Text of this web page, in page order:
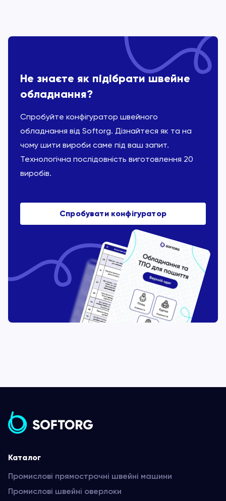
Не знаєте як підібрати швейне
обладнання?
Спробуйте конфігуратор швейного
обладнання від Softorg. Дізнайтеся як та на
чому шити вироби саме під ваш запит.
Технологічна послідовність виготовлення 20
виробів.
Спробувати конфігуратор
Каталог
Промислові прямострочні швейні машини
Промислові швейні оверлоки